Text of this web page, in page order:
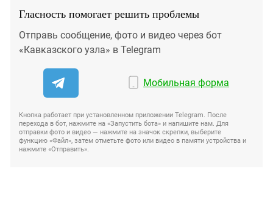
Гласность помогает решить проблемы
Отправь сообщение, фото и видео через бот
«Кавказского узла» в Telegram
Мобильная форма
Кнопка работает при установленном приложении Telegram. После
перехода в бот, нажмите на «Запустить бота» и напишите нам. Для
отправки фото и видео — нажмите на значок скрепки, выберите
функцию «Файл», затем отметьте фото или видео в памяти устройства и
нажмите «Отправить».